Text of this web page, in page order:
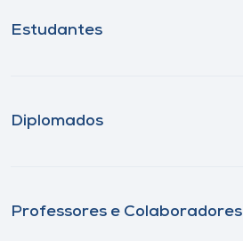
Estudantes
Diplomados
Professores e Colaboradores